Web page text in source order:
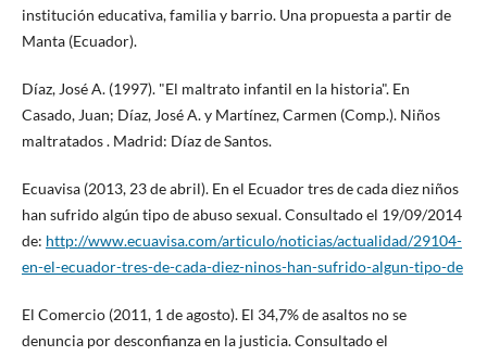
institución educativa, familia y barrio. Una propuesta a partir de
Manta (Ecuador).
Díaz, José A. (1997). "El maltrato infantil en la historia". En
Casado, Juan; Díaz, José A. y Martínez, Carmen (Comp.). Niños
maltratados . Madrid: Díaz de Santos.
Ecuavisa (2013, 23 de abril). En el Ecuador tres de cada diez niños
han sufrido algún tipo de abuso sexual. Consultado el 19/09/2014
de: http://www.ecuavisa.com/articulo/noticias/actualidad/29104-
en-el-ecuador-tres-de-cada-diez-ninos-han-sufrido-algun-tipo-de
El Comercio (2011, 1 de agosto). El 34,7% de asaltos no se
denuncia por desconfianza en la justicia. Consultado el